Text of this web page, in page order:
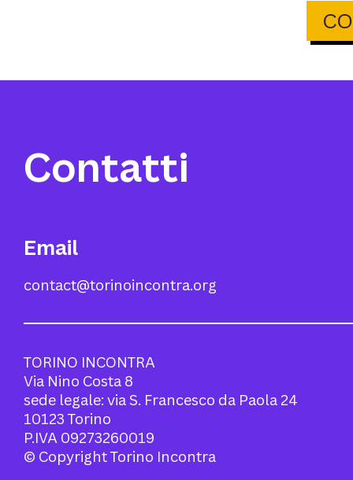
Contatti
Email
contact@torinoincontra.org
TORINO INCONTRA
Via Nino Costa 8
sede legale: via S. Francesco da Paola 24
10123 Torino
P.IVA 09273260019
© Copyright Torino Incontra